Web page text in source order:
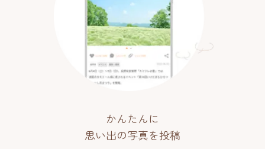
かんたんに
思い出の写真を投稿